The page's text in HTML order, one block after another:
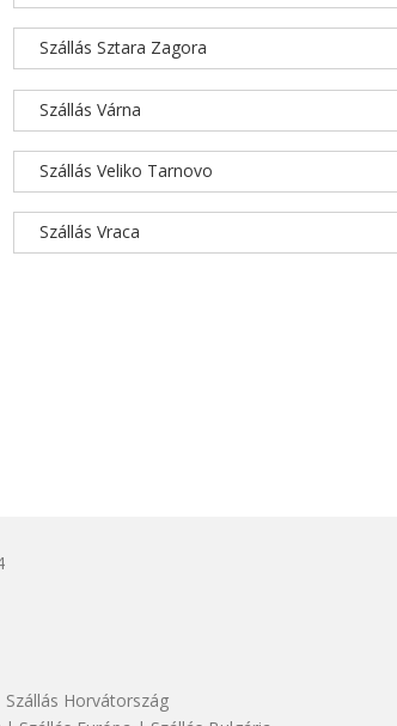
Szállás Sztara Zagora
Szállás Várna
Szállás Veliko Tarnovo
Szállás Vraca
Szállás Horvátország